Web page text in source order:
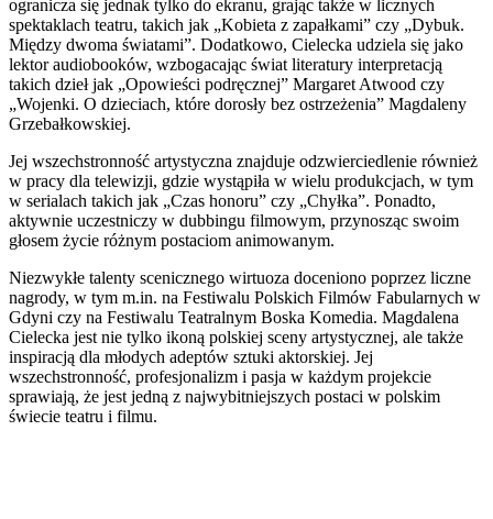
ogranicza się jednak tylko do ekranu, grając także w licznych
spektaklach teatru, takich jak „Kobieta z zapałkami” czy „Dybuk.
Między dwoma światami”. Dodatkowo, Cielecka udziela się jako
lektor audiobooków, wzbogacając świat literatury interpretacją
takich dzieł jak „Opowieści podręcznej” Margaret Atwood czy
„Wojenki. O dzieciach, które dorosły bez ostrzeżenia” Magdaleny
Grzebałkowskiej.
Jej wszechstronność artystyczna znajduje odzwierciedlenie również
w pracy dla telewizji, gdzie wystąpiła w wielu produkcjach, w tym
w serialach takich jak „Czas honoru” czy „Chyłka”. Ponadto,
aktywnie uczestniczy w dubbingu filmowym, przynosząc swoim
głosem życie różnym postaciom animowanym.
Niezwykłe talenty scenicznego wirtuoza doceniono poprzez liczne
nagrody, w tym m.in. na Festiwalu Polskich Filmów Fabularnych w
Gdyni czy na Festiwalu Teatralnym Boska Komedia. Magdalena
Cielecka jest nie tylko ikoną polskiej sceny artystycznej, ale także
inspiracją dla młodych adeptów sztuki aktorskiej. Jej
wszechstronność, profesjonalizm i pasja w każdym projekcie
sprawiają, że jest jedną z najwybitniejszych postaci w polskim
świecie teatru i filmu.